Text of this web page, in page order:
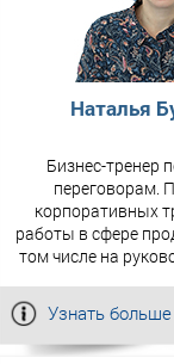
Наталья
Бизнес-тренер
переговорам.
корпоративных
работы в сфере
том числе на
Узнать больше